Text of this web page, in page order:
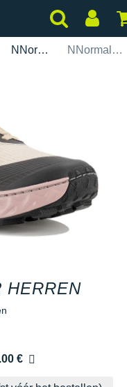
NNormal NNormal Tomir 02 Herren
HERREN
€